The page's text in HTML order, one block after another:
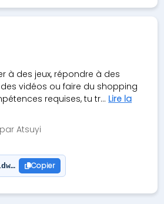
à des jeux, répondre à des
vidéos ou faire du shopping
requises, tu tr... Lire la
Atsuyi
?r=hermione62590
Copier